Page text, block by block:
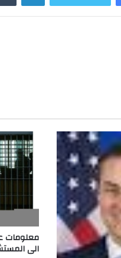
معلومات
الى